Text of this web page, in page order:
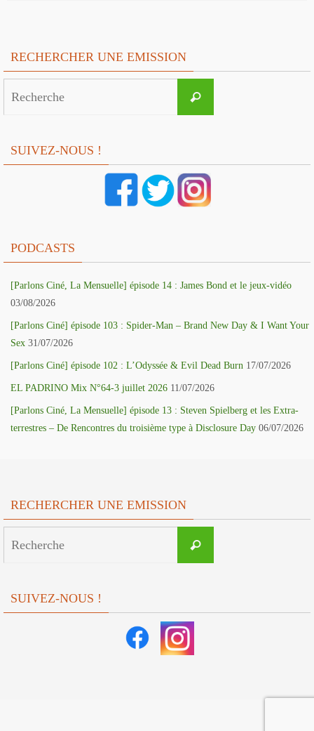
RECHERCHER UNE EMISSION
Recherche
SUIVEZ-NOUS !
PODCASTS
[Parlons Ciné, La Mensuelle] épisode 14 : James Bond et le jeux-vidéo
03/08/2026
[Parlons Ciné] épisode 103 : Spider-Man – Brand New Day & I Want Your
Sex 31/07/2026
[Parlons Ciné] épisode 102 : L’Odyssée & Evil Dead Burn 17/07/2026
EL PADRINO Mix N°64-3 juillet 2026 11/07/2026
[Parlons Ciné, La Mensuelle] épisode 13 : Steven Spielberg et les Extra-
terrestres – De Rencontres du troisième type à Disclosure Day 06/07/2026
RECHERCHER UNE EMISSION
Recherche
SUIVEZ-NOUS !